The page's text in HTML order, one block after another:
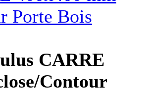
CARRE
Contour